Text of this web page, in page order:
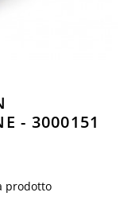
- 3000151
prodotto